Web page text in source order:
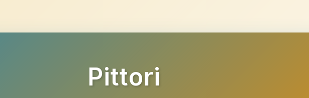
Pittori